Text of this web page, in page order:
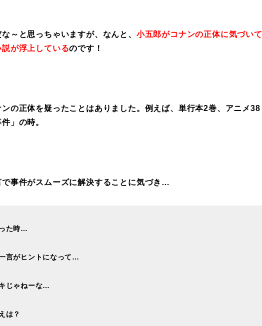
～と思っちゃいますが、なんと、 小五郎がコナンの正体に気づいて
が浮上しているのです！
の正体を疑ったことはありました。例えば、 単行本2巻、アニメ38
」 の時。
事件がスムーズに解決することに気づき…
た時…
言がヒントになって…
じゃねーな…
は？